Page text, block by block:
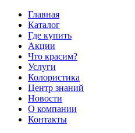
Главная
Каталог
Где купить
Акции
Что красим?
Услуги
Колористика
Центр знаний
Новости
О компании
Контакты